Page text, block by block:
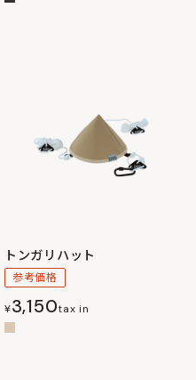
トンガリハット
参考価格
¥3,150tax in